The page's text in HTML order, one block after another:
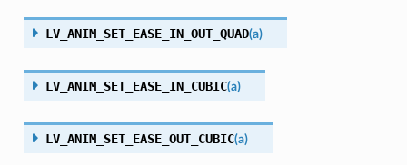
LV_ANIM_SET_EASE_IN_OUT_QUAD(a)
LV_ANIM_SET_EASE_IN_CUBIC(a)
LV_ANIM_SET_EASE_OUT_CUBIC(a)